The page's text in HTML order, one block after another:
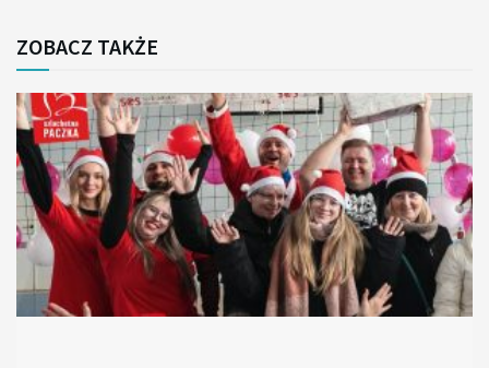
ZOBACZ TAKŻE